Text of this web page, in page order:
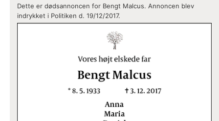
Dette er dødsannoncen for Bengt Malcus. Annoncen blev
indrykket i Politiken d. 19/12/2017.